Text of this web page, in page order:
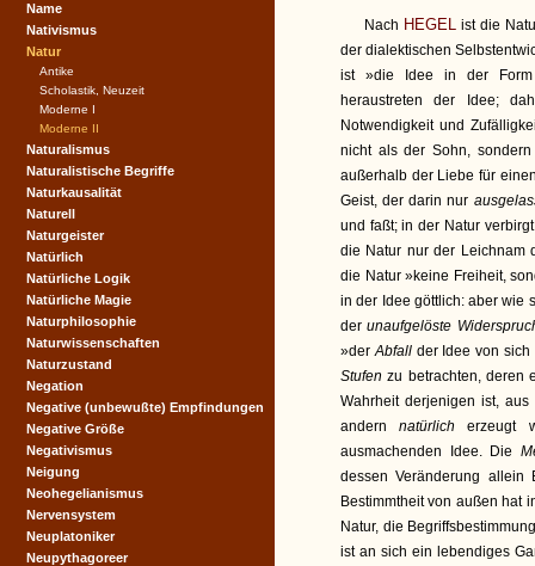
Nach HEGEList die
der dialektischen
ist »die Idee in der Form
heraustreten der Idee;
Notwendigkeit und
nicht als der Sohn,
außerhalb der Liebe für
Geist, der darin nur
und faßt; in der Natur
die Natur nur der Leichnam
die Natur »keine Freiheit,
in der Idee göttlich: aber wie
derunaufgelöste
»derAbfall der Idee von
Stufenzu betrachten, deren
Wahrheit derjenigen ist,
andernnatürlicherzeugt
ausmachenden Idee. Die
dessen Veränderung
Bestimmtheit von außen hat
Natur, die
ist an sich ein lebendiges
Name
Nativismus
Natur
Antike
Scholastik, Neuzeit
Moderne I
Moderne II
Naturalismus
Naturalistische Begriffe
Naturkausalität
Naturell
Naturgeister
Natürlich
Natürliche Logik
Natürliche Magie
Naturphilosophie
Naturwissenschaften
Naturzustand
Negation
Negative (unbewußte) Empfindungen
Negative Größe
Negativismus
Neigung
Neohegelianismus
Nervensystem
Neuplatoniker
Neupythagoreer